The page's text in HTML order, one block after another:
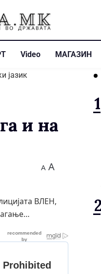
Video МАГАЗИН
и на
A A
ВЛЕН,